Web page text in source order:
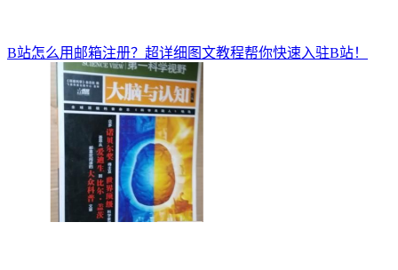
B站怎么用邮箱注册？超详细图文教程帮你快速入驻B站！